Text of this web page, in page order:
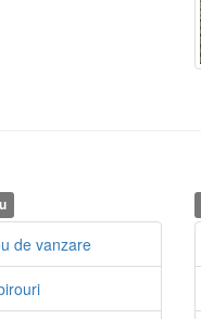
de vanzare